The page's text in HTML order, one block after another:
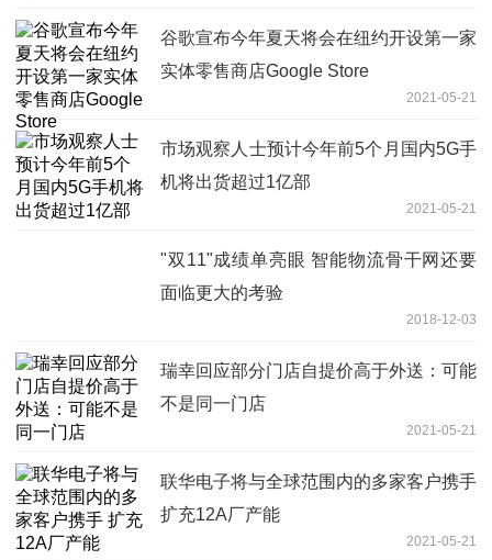
谷歌宣布今年夏天将会在纽约开设第一家
实体零售商店Google Store
2021-05-21
市场观察人士预计今年前5个月国内5G手
机将出货超过1亿部
2021-05-21
"双11"成绩单亮眼 智能物流骨干网还要
面临更大的考验
2018-12-03
瑞幸回应部分门店自提价高于外送：可能
不是同一门店
2021-05-21
联华电子将与全球范围内的多家客户携手
扩充12A厂产能
2021-05-21